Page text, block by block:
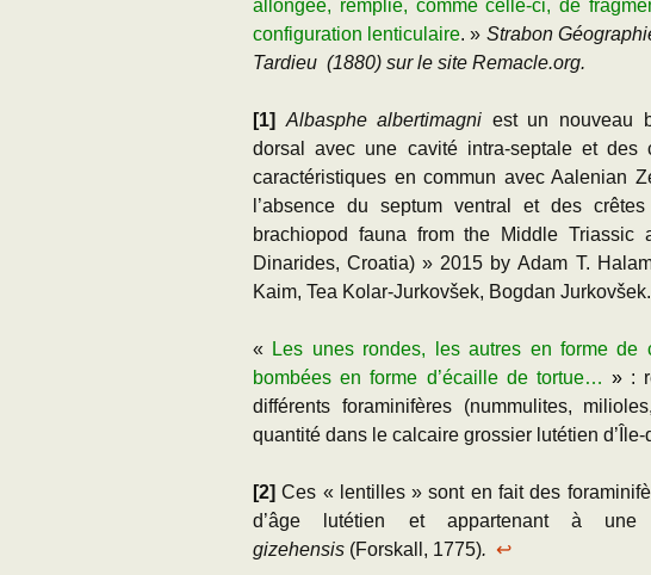
allongée, remplie, comme celle-ci, de
configuration lenticulaire. » Strabon
Tardieu (1880) sur le site Remacle.org.
[1] Albasphe albertimagni est un nouveau
dorsal avec une cavité intra-septale et des
caractéristiques en commun avec Aalenian
l’absence du septum ventral et des
brachiopod fauna from the Middle
Dinarides, Croatia) » 2015 byAdam T.
Kaim, Tea Kolar-Jurkovšek, Bogdan Jurkovšek.
«
Les unes rondes, les autres en forme de
bombées en forme d’écaille de tortue… » :
différents foraminifères (nummulites,
quantité dans le calcaire grossier lutétien d’Île-
[2] Ces « lentilles » sont en fait des
d’âge lutétien et appartenant à une
gizehensis (Forskall, 1775). ↩